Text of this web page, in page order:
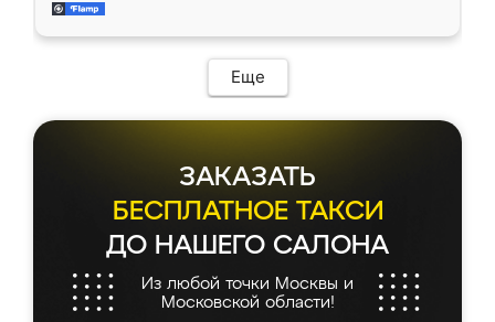
мебель за качественную работу!
Еще
ЗАКАЗАТЬ
БЕСПЛАТНОЕ ТАКСИ
ДО НАШЕГО САЛОНА
Из любой точки Москвы и
Московской области!